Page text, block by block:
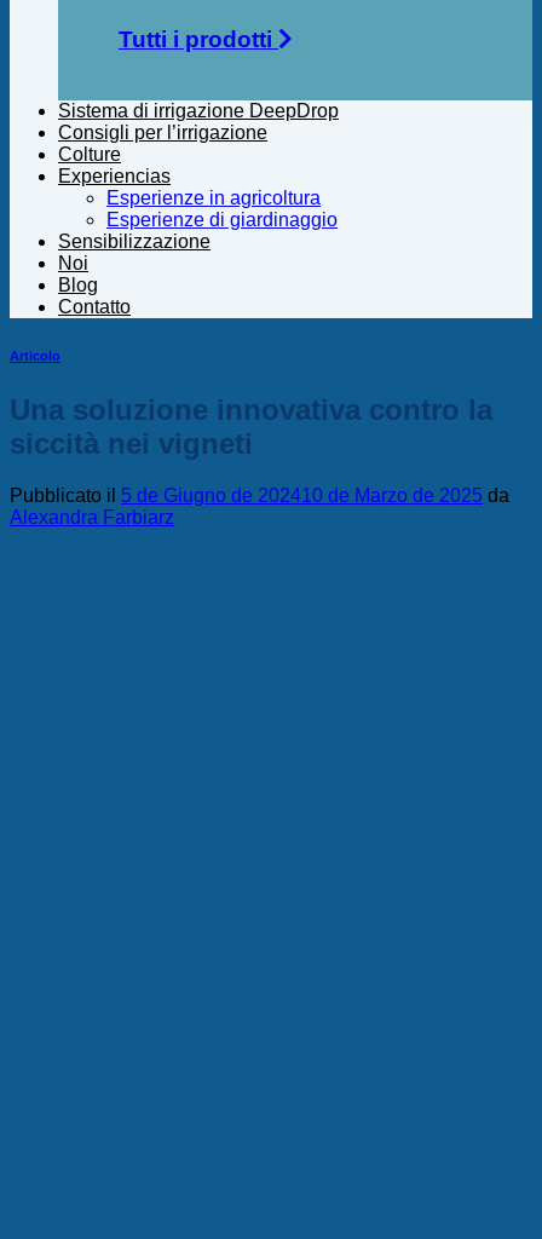
Tutti i prodotti
Sistema di irrigazione DeepDrop
Consigli per l’irrigazione
Colture
Experiencias
Esperienze in agricoltura
Esperienze di giardinaggio
Sensibilizzazione
Noi
Blog
Contatto
Articolo
Una soluzione innovativa contro la
siccità nei vigneti
Pubblicato il 5 de Giugno de 202410 de Marzo de 2025 da
Alexandra Farbiarz